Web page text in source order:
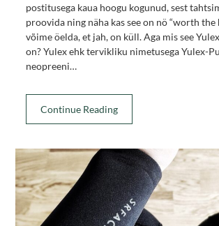
postitusega kaua hoogu kogunud, sest
proovida ning näha kas see on nö “worth the
võime öelda, et jah, on küll. Aga mis see
on? Yulex ehk tervikliku nimetusega Yulex-
neopreeni…
Continue Reading